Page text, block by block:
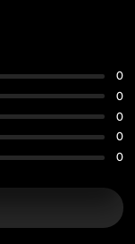
0
0
0
0
0